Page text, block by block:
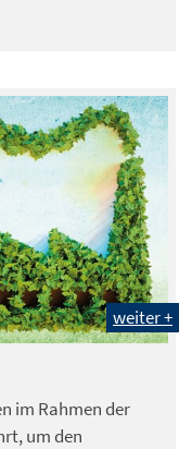
weiter +
im Rahmen der
um den